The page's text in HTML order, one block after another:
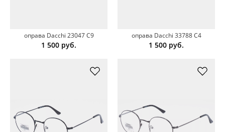
оправа Dacchi 23047 С9
1 500 руб.
оправа Dacchi 33788 C4
1 500 руб.